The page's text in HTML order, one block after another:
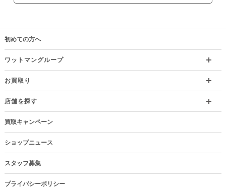
初めての方へ
ワットマングループ
お買取り
店舗を探す
買取キャンペーン
ショップニュース
スタッフ募集
プライバシーポリシー